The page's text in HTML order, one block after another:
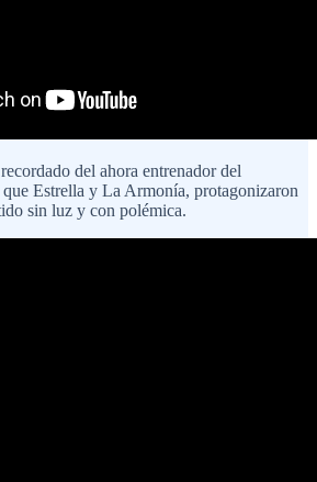
del ahora entrenador del
Estrella y La Armonía, protagonizaron
sin luz y con polémica.